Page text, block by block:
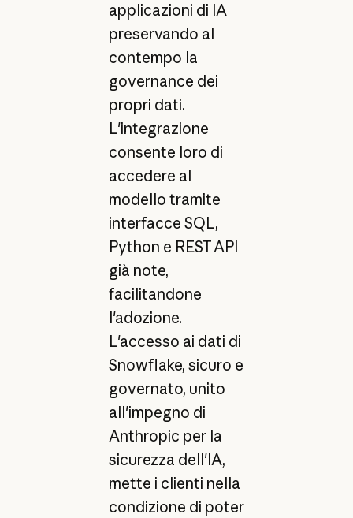
applicazioni di IA
preservando al
contempo la
governance dei
propri dati.
L'integrazione
consente loro di
accedere al
modello tramite
interfacce SQL,
Python e REST API
già note,
facilitandone
l'adozione.
L'accesso ai dati di
Snowflake, sicuro e
governato, unito
all'impegno di
Anthropic per la
sicurezza dell'IA,
mette i clienti nella
condizione di poter